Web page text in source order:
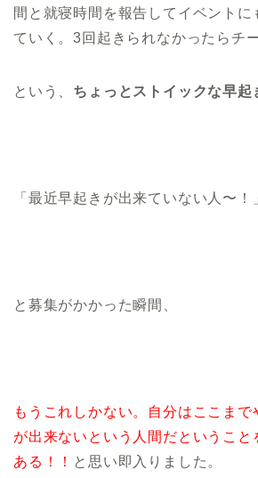
間と就寝時間を報告してイベントに
ていく。3回起きられなかったらチ
という、 ちょっとストイックな早起
「最近早起きが出来ていない人〜！
と募集がかかった瞬間、
もうこれしかない。自分はここまで
が出来ないという人間だということ
ある！！
と思い即入りました。